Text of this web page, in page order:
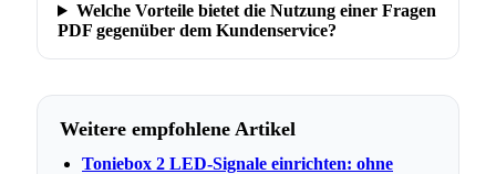
Welche Vorteile bietet die Nutzung einer Fragen
PDF gegenüber dem Kundenservice?
Weitere empfohlene Artikel
Toniebox 2 LED-Signale einrichten: ohne